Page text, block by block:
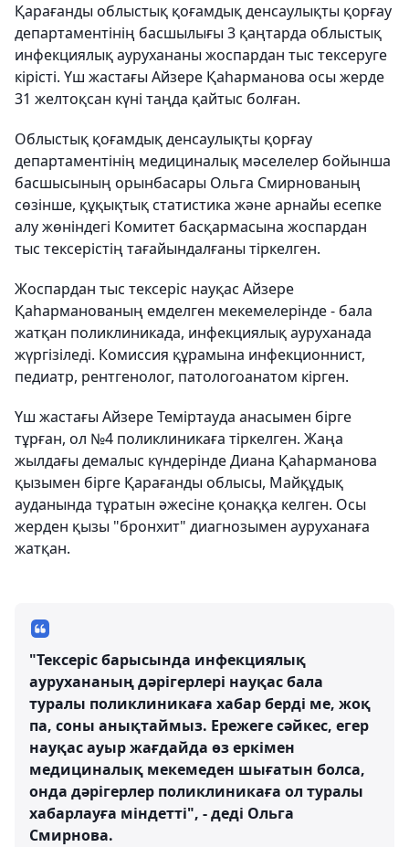
Қарағанды облыстық қоғамдық денсаулықты қорғау
департаментінің басшылығы 3 қаңтарда облыстық
инфекциялық аурухананы жоспардан тыс тексеруге
кірісті. Үш жастағы Айзере Қаһарманова осы жерде
31 желтоқсан күні таңда қайтыс болған.
Облыстық қоғамдық денсаулықты қорғау
департаментінің медициналық мәселелер бойынша
басшысының орынбасары Ольга Смирнованың
сөзінше, құқықтық статистика және арнайы есепке
алу жөніндегі Комитет басқармасына жоспардан
тыс тексерістің тағайындалғаны тіркелген.
Жоспардан тыс тексеріс науқас Айзере
Қаһарманованың емделген мекемелерінде - бала
жатқан поликлиникада, инфекциялық ауруханада
жүргізіледі. Комиссия құрамына инфекционнист,
педиатр, рентгенолог, патологоанатом кірген.
Үш жастағы Айзере Теміртауда анасымен бірге
тұрған, ол №4 поликлиникаға тіркелген. Жаңа
жылдағы демалыс күндерінде Диана Қаһарманова
қызымен бірге Қарағанды облысы, Майқұдық
ауданында тұратын әжесіне қонаққа келген. Осы
жерден қызы "бронхит" диагнозымен ауруханаға
жатқан.
"Тексеріс барысында инфекциялық
аурухананың дәрігерлері науқас бала
туралы поликлиникаға хабар берді ме, жоқ
па, соны анықтаймыз. Ережеге сәйкес, егер
науқас ауыр жағдайда өз еркімен
медициналық мекемеден шығатын болса,
онда дәрігерлер поликлиникаға ол туралы
хабарлауға міндетті", - деді Ольга
Смирнова.